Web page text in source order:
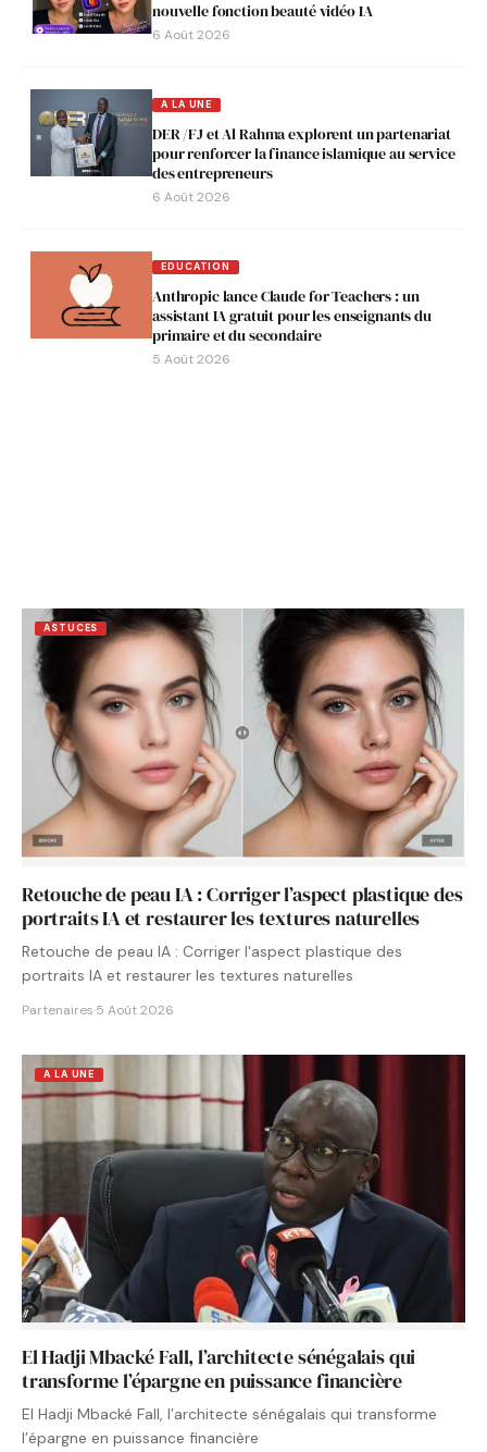
nouvelle fonction beauté vidéo IA
6 Août 2026
A LA UNE
DER /FJ et Al Rahma explorent un partenariat
pour renforcer la finance islamique au service
des entrepreneurs
6 Août 2026
EDUCATION
Anthropic lance Claude for Teachers : un
assistant IA gratuit pour les enseignants du
primaire et du secondaire
5 Août 2026
ASTUCES
Retouche de peau IA : Corriger l’aspect plastique des
portraits IA et restaurer les textures naturelles
Retouche de peau IA : Corriger l'aspect plastique des
portraits IA et restaurer les textures naturelles
Partenaires·5 Août 2026
A LA UNE
El Hadji Mbacké Fall, l’architecte sénégalais qui
transforme l’épargne en puissance financière
El Hadji Mbacké Fall, l’architecte sénégalais qui transforme
l’épargne en puissance financière